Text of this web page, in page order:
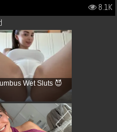
8.1K
Wet Sluts 😈